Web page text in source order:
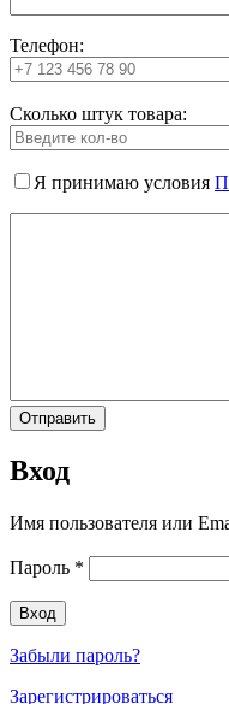
Телефон:
Сколько штук товара:
Я принимаю условия
Вход
Имя пользователя или
Пароль *
Забыли пароль?
Зарегистрироваться